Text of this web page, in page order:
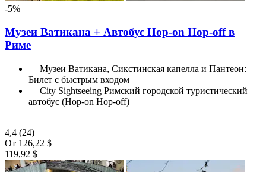
-5%
Музеи Ватикана + Автобус Hop-on Hop-off в
Риме
Музеи Ватикана, Сикстинская капелла и Пантеон:
Билет с быстрым входом
City Sightseeing Римский городской туристический
автобус (Hop-on Hop-off)
4,4 (24)
От 126,22 $
119,92 $